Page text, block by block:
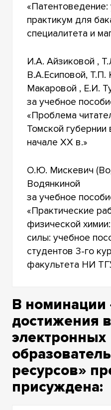
«Патентоведение:
практикум для
специалитета и
И.А. Айзиковой ,
В.А.Есиповой, Т.П.
Макаровой , Е.И.
за учебное
«Проблема
Томской
начале XX в.»
О.Ю. Мискевич
Водянкиной
за учебное
«Практические
физической
силы: учебное
студентов 3-го
факультета НИ
В номинации
достижения
электронных
ресурсов»
присуждена: